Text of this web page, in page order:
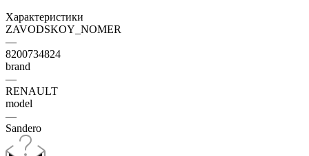
Характеристики
ZAVODSKOY_NOMER
—
8200734824
brand
—
RENAULT
model
—
Sandero